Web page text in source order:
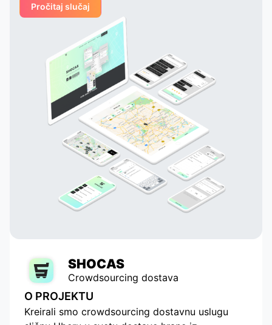
interfejs, praktičan i funkcionalan administrativni
deo za korporativne klijente, praktičan sistem
međusobnog obračuna i ugrađenu analitiku.
Ovaj projekat sigurno će izazvati postojeće
stanje stvari.
Pročitaj slučaj
SHOCAS
Crowdsourcing dostava
O PROJEKTU
Kreirali smo crowdsourcing dostavnu uslugu